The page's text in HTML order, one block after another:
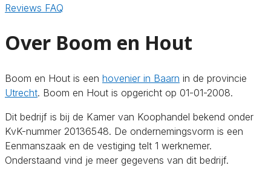
Reviews FAQ
Over Boom en Hout
Boom en Hout is een hovenier in Baarn in de provincie
Utrecht. Boom en Hout is opgericht op 01-01-2008.
Dit bedrijf is bij de Kamer van Koophandel bekend onder
KvK-nummer 20136548. De ondernemingsvorm is een
Eenmanszaak en de vestiging telt 1 werknemer.
Onderstaand vind je meer gegevens van dit bedrijf.